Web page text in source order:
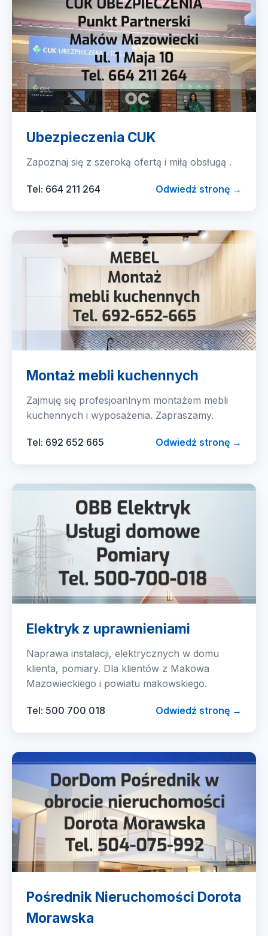
Ubezpieczenia CUK
Zapoznaj się z szeroką ofertą i miłą obsługą .
Tel: 664 211 264 Odwiedź stronę →
Montaż mebli kuchennych
Zajmuję się profesjoanlnym montażem mebli
kuchennych i wyposażenia. Zapraszamy.
Tel: 692 652 665 Odwiedź stronę →
Elektryk z uprawnieniami
Naprawa instalacji, elektrycznych w domu
klienta, pomiary. Dla klientów z Makowa
Mazowieckiego i powiatu makowskiego.
Tel: 500 700 018 Odwiedź stronę →
Pośrednik Nieruchomości Dorota
Morawska